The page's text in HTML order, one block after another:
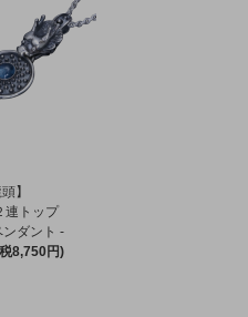
】
連トップ
ンダント -
8,750円)